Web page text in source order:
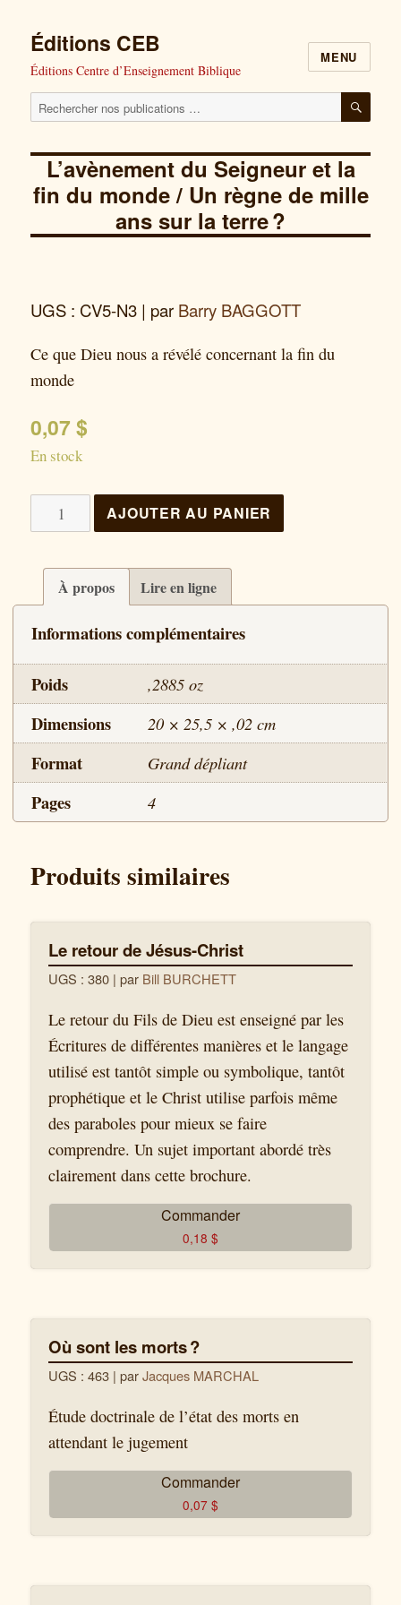
Éditions CEB
Éditions Centre d’Enseignement Biblique
MENU
Cherchez
publications
pour
:
L’avènement du Seigneur et la
fin du monde / Un règne de mille
ans sur la terre ?
UGS : CV5-N3 | par Barry BAGGOTT
Ce que Dieu nous a révélé concernant la fin du
monde
0,07$
En stock
quantité
de
Seigneur
et
la
fin
du
monde
/
Un
règne
mille
sur
terre ?
AJOUTER AU PANIER
À propos Lire en ligne
Informations complémentaires
Poids ,2885 oz
Dimensions 20 × 25,5 × ,02 cm
Format Grand dépliant
Pages 4
Produits similaires
Le retour de Jésus-Christ
UGS : 380 | par Bill BURCHETT
Le retour du Fils de Dieu est enseigné par les
Écritures de différentes manières et le langage
utilisé est tantôt simple ou symbolique, tantôt
prophétique et le Christ utilise parfois même
des paraboles pour mieux se faire
comprendre. Un sujet important abordé très
clairement dans cette brochure.
Commander
0,18 $
Où sont les morts ?
UGS : 463 | parJacques MARCHAL
Étude doctrinale de l’état des morts en
attendant le jugement
Commander
0,07 $